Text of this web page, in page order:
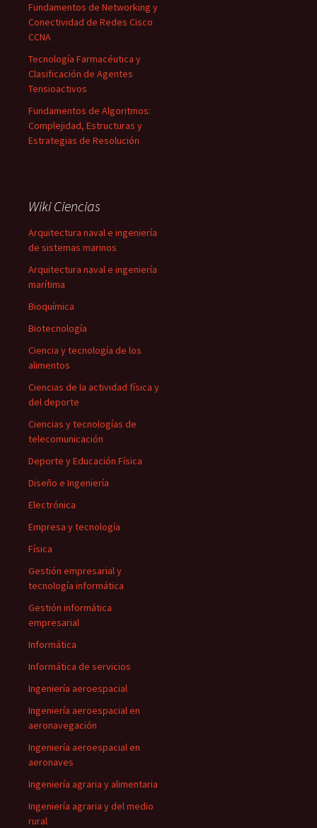
Fundamentos de Networking y
Conectividad de Redes Cisco
CCNA
Tecnología Farmacéutica y
Clasificación de Agentes
Tensioactivos
Fundamentos de Algoritmos:
Complejidad, Estructuras y
Estrategias de Resolución
Wiki Ciencias
Arquitectura naval e ingeniería
de sistemas marinos
Arquitectura naval e ingeniería
marítima
Bioquímica
Biotecnología
Ciencia y tecnología de los
alimentos
Ciencias de la actividad física y
del deporte
Ciencias y tecnologías de
telecomunicación
Deporte y Educación Física
Diseño e Ingeniería
Electrónica
Empresa y tecnología
Física
Gestión empresarial y
tecnología informática
Gestión informática
empresarial
Informática
Informática de servicios
Ingeniería aeroespacial
Ingeniería aeroespacial en
aeronavegación
Ingeniería aeroespacial en
aeronaves
Ingeniería agraria y alimentaria
Ingeniería agraria y del medio
rural